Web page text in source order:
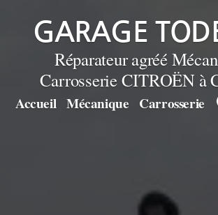
GARAGE
Réparateur agréé
Carrosserie CITROËN à
Accueil Mécanique Carrosserie